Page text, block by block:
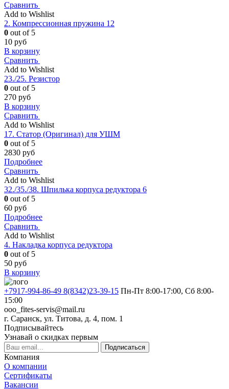
Сравнить
Add to Wishlist
2. Компрессионная пружина 12
0 out of 5
10 руб
В корзину
Сравнить
Add to Wishlist
23./25. Резистор
0 out of 5
270 руб
В корзину
Сравнить
Add to Wishlist
17. Статор (Оригинал) для УШМ
0 out of 5
2830 руб
Подробнее
Сравнить
Add to Wishlist
32./35./38. Шпилька корпуса редуктора 6
0 out of 5
60 руб
Подробнее
Сравнить
Add to Wishlist
4. Накладка корпуса редуктора
0 out of 5
50 руб
В корзину
+7917-994-86-49 8(8342)23-39-15 Пн-Пт 8:00-17:00, Сб 8:00-
15:00
ooo_fites-servis@mail.ru
г. Саранск, ул. Титова, д. 4, пом. 1
Подписывайтесь
Узнавай о скидках первым
Подписаться
Компания
О компании
Сертификаты
Вакансии